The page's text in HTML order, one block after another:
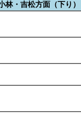
林・吉松方面（下り）